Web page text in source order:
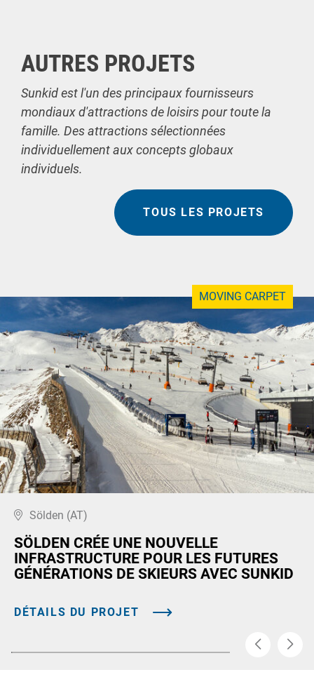
AUTRES PROJETS
Sunkid est l'un des principaux fournisseurs
mondiaux d'attractions de loisirs pour toute la
famille. Des attractions sélectionnées
individuellement aux concepts globaux
individuels.
TOUS LES PROJETS
MOVING CARPET
Sölden (AT)
SÖLDEN CRÉE UNE NOUVELLE
INFRASTRUCTURE POUR LES FUTURES
GÉNÉRATIONS DE SKIEURS AVEC SUNKID
DÉTAILS DU PROJET